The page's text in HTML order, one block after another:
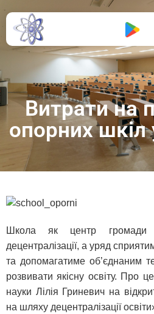
Витрати на
опорних шкіл
Школа як центр громади
децентралізації, а уряд
та допомагатиме об’єднаним
розвивати якісну освіту. Про
науки Лілія Гриневич на
на шляху децентралізації